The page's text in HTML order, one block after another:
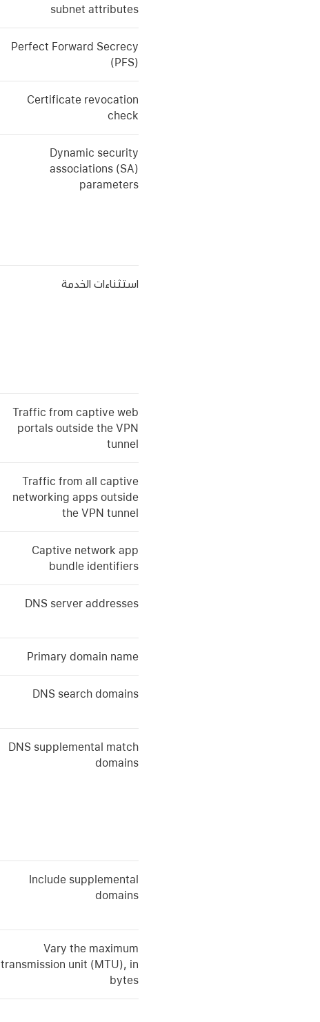
subnet attributes
Perfect Forward Secrecy
(PFS)
Certificate revocation
check
Dynamic security
associations (SA)
parameters
استثناءات الخدمة
Traffic from captive web
portals outside the VPN
tunnel
Traffic from all captive
networking apps outside
the VPN tunnel
Captive network app
bundle identifiers
DNS server addresses
Primary domain name
DNS search domains
DNS supplemental match
domains
Include supplemental
domains
Vary the maximum
transmission unit (MTU), in
bytes